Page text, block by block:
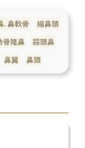
. 鼻軟骨
縮鼻頭
骨隆鼻
蒜頭鼻
鼻翼 鼻頭